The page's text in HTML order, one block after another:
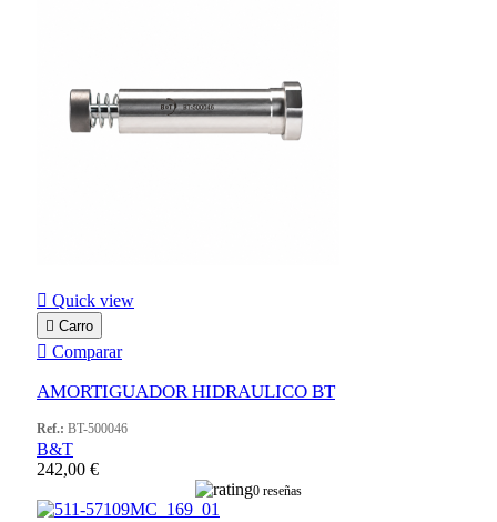
 Quick view
 Carro
 Comparar
AMORTIGUADOR HIDRAULICO BT
Ref.: BT-500046
B&T
242,00 €
0 reseñas